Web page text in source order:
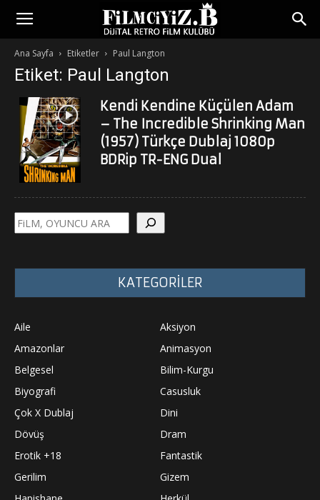
Ana Sayfa Etiketler Paul Langton
Etiket: Paul Langton
Kendi Kendine Küçülen Adam
– The Incredible Shrinking Man
(1957) Türkçe Dublaj 1080p
BDRip TR-ENG Dual
Ara
KATEGORİLER
Aile
Aksiyon
Amazonlar
Animasyon
Belgesel
Bilim-Kurgu
Biyografi
Casusluk
Çok X Dublaj
Dini
Dövüş
Dram
Erotik +18
Fantastik
Gerilim
Gizem